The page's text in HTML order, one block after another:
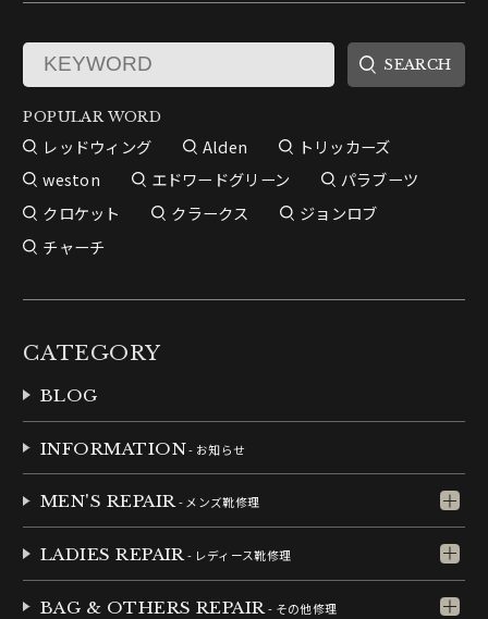
POPULAR WORD
レッドウィング Alden
トリッカーズ
weston
エドワードグリーン
パラブーツ
クロケット
クラークス
ジョンロブ
チャーチ
CATEGORY
BLOG
INFORMATION- お知らせ
MEN'S REPAIR- メンズ靴修理
LADIES REPAIR- レディース靴修理
BAG & OTHERS REPAIR - その他修理